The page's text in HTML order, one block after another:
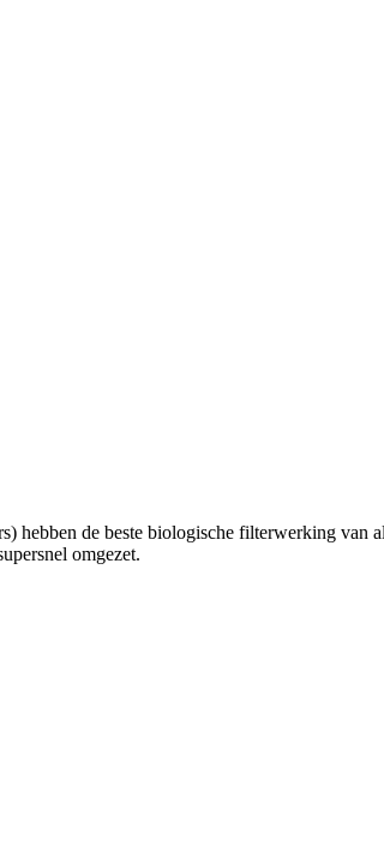
hebben de beste biologische filterwerking van
omgezet.